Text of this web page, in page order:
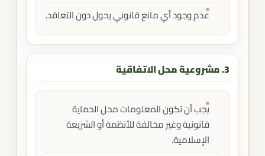
عدم وجود أي مانع قانوني يحول دون التعاقد.
3. مشروعية محل الاتفاقية
يجب أن تكون المعلومات محل الحماية
قانونية وغير مخالفة للأنظمة أو الشريعة
الإسلامية.